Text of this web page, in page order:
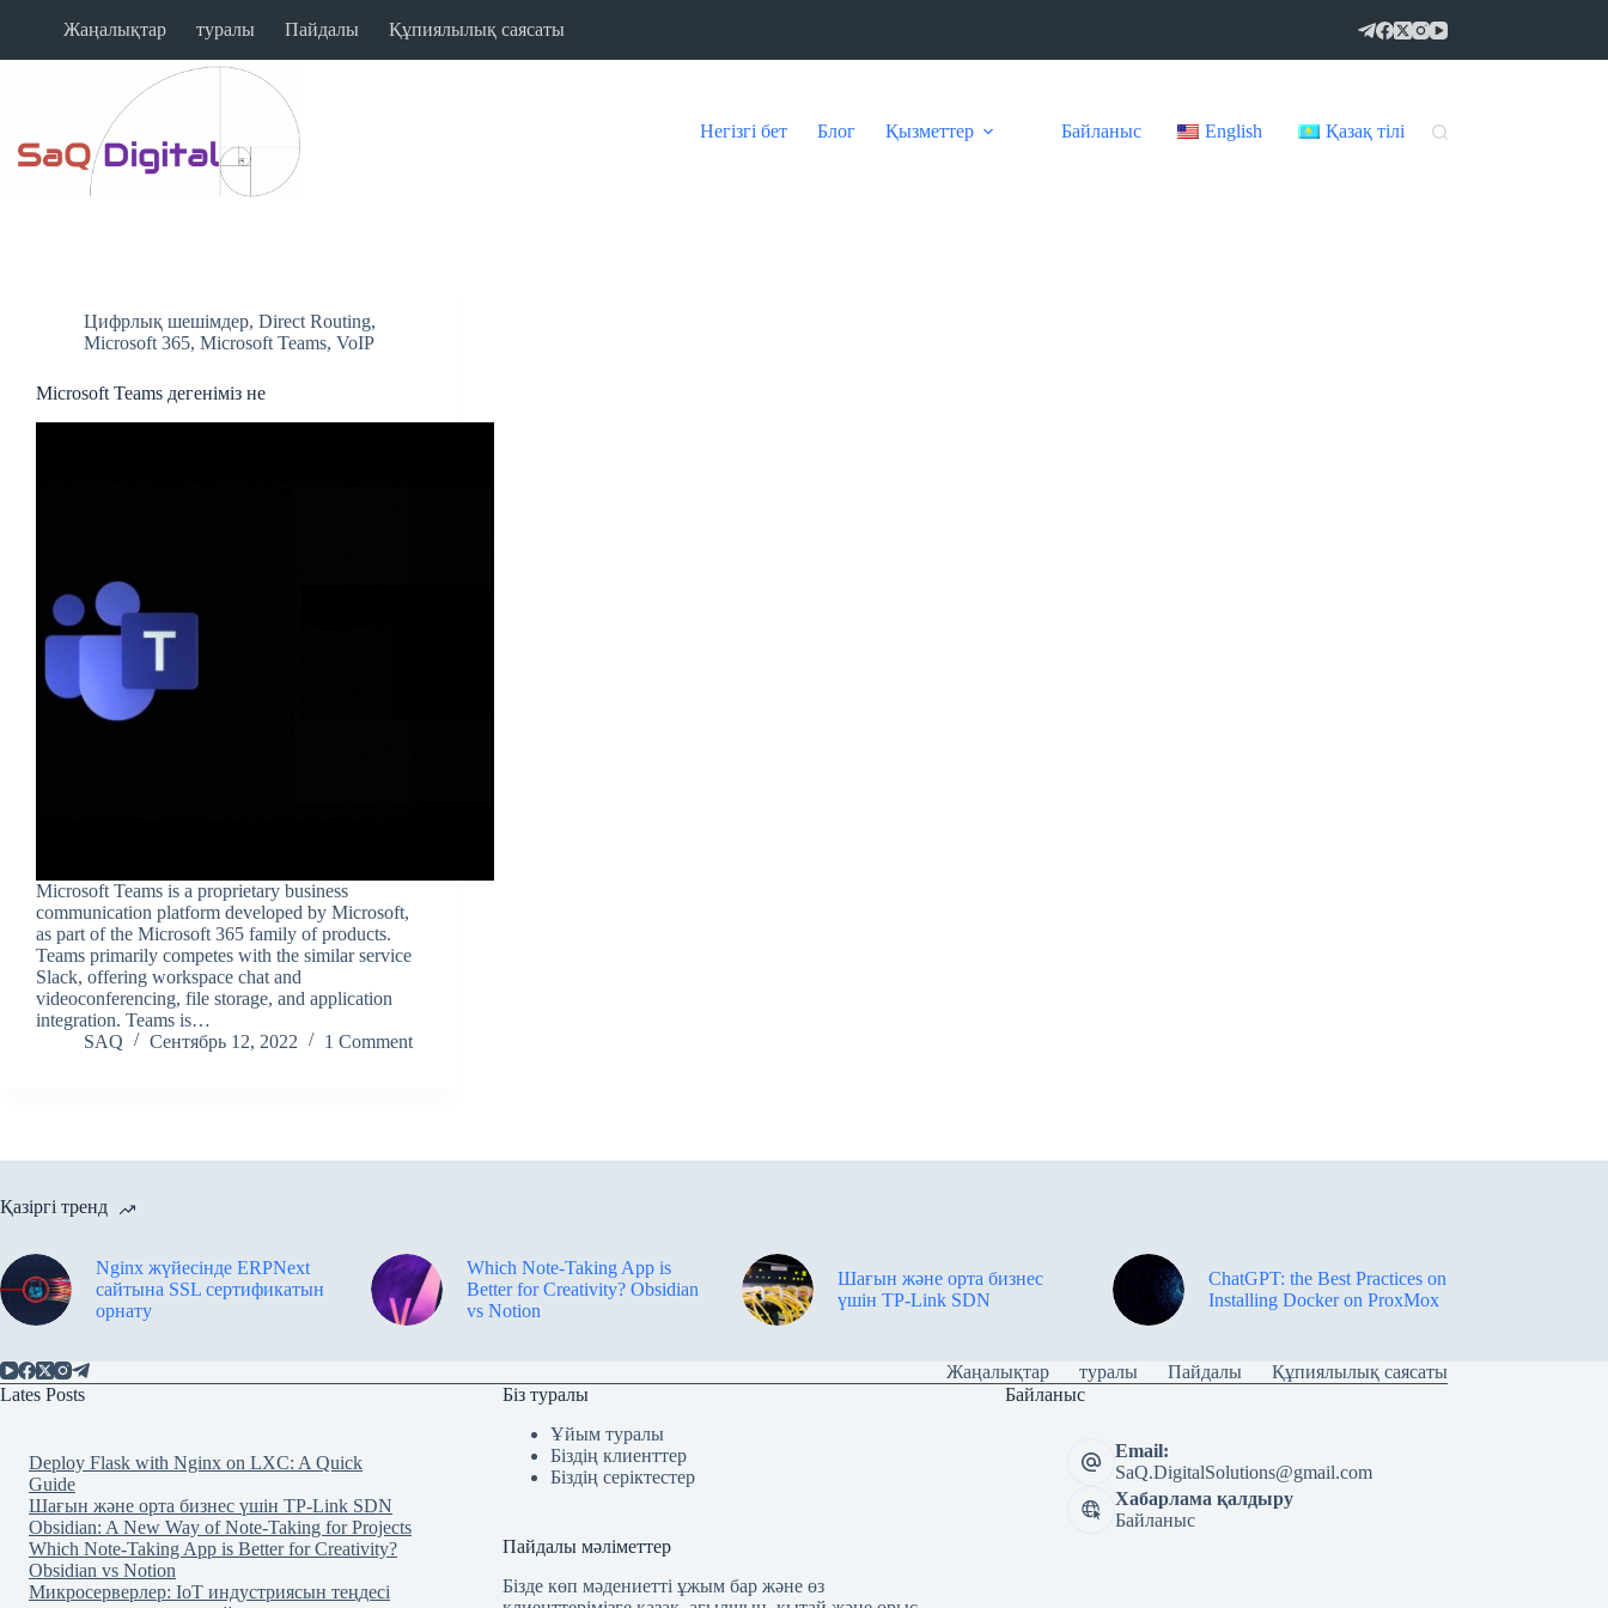
Жаңалықтар туралы Пайдалы Құпиялылық саясаты
Негізгі бет Блог Қызметтер Байланыс English Қазақ тілі
Цифрлық шешімдер, Direct Routing,
Microsoft 365, Microsoft Teams, VoIP
Microsoft Teams дегеніміз не
Microsoft Teams is a proprietary business
communication platform developed by Microsoft,
as part of the Microsoft 365 family of products.
Teams primarily competes with the similar service
Slack, offering workspace chat and
videoconferencing, file storage, and application
integration. Teams is…
SAQ
Сентябрь 12, 2022 1 Comment
Қазіргі тренд
Nginx жүйесінде ERPNext
сайтына SSL сертификатын
орнату
Which Note-Taking App is
Better for Creativity? Obsidian
vs Notion
Шағын және орта бизнес
үшін TP-Link SDN
ChatGPT: the Best Practices on
Installing Docker on ProxMox
Жаңалықтар туралы Пайдалы
Құпиялылық саясаты
Lates Posts
Deploy Flask with Nginx on LXC: A Quick
Guide
Шағын және орта бизнес үшін TP-Link SDN
Obsidian: A New Way of Note-Taking for Projects
Which Note-Taking App is Better for Creativity?
Obsidian vs Notion
Микросерверлер: IoT индустриясын теңдесі
Біз туралы
Ұйым туралы
Біздің клиенттер
Біздің серіктестер
Пайдалы мәліметтер
Бізде көп мәдениетті ұжым бар және өз
Байланыс
Email:
SaQ.DigitalSolutions@gmail.com
Хабарлама қалдыру
Байланыс